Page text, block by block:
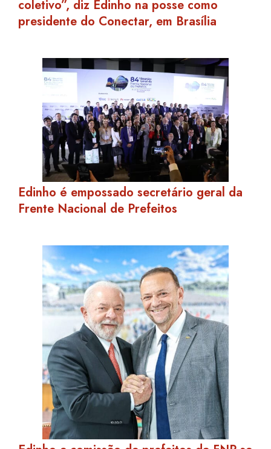
coletivo”, diz Edinho na posse como
presidente do Conectar, em Brasília
Edinho é empossado secretário geral da
Frente Nacional de Prefeitos